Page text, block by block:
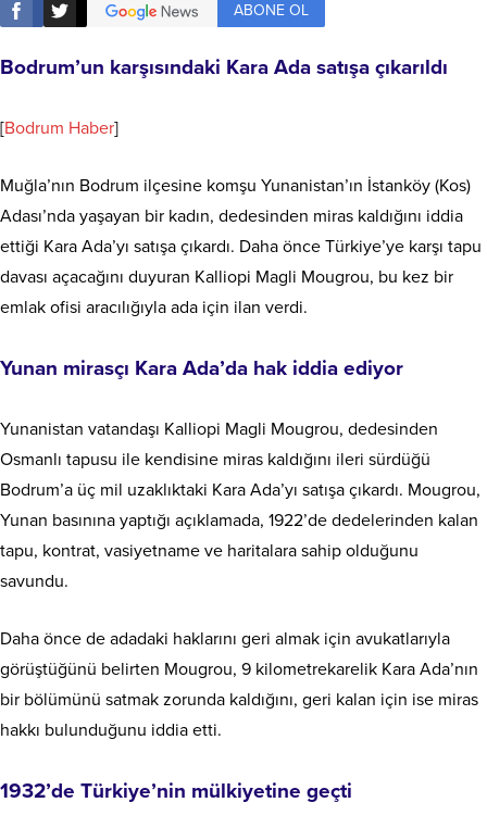
ABONE OL
Bodrum’un karşısındaki Kara Ada satışa çıkarıldı
[Bodrum Haber]
Muğla’nın Bodrum ilçesine komşu Yunanistan’ın İstanköy (Kos)
Adası’nda yaşayan bir kadın, dedesinden miras kaldığını iddia
ettiği Kara Ada’yı satışa çıkardı. Daha önce Türkiye’ye karşı tapu
davası açacağını duyuran Kalliopi Magli Mougrou, bu kez bir
emlak ofisi aracılığıyla ada için ilan verdi.
Yunan mirasçı Kara Ada’da hak iddia ediyor
Yunanistan vatandaşı Kalliopi Magli Mougrou, dedesinden
Osmanlı tapusu ile kendisine miras kaldığını ileri sürdüğü
Bodrum’a üç mil uzaklıktaki Kara Ada’yı satışa çıkardı. Mougrou,
Yunan basınına yaptığı açıklamada, 1922’de dedelerinden kalan
tapu, kontrat, vasiyetname ve haritalara sahip olduğunu
savundu.
Daha önce de adadaki haklarını geri almak için avukatlarıyla
görüştüğünü belirten Mougrou, 9 kilometrekarelik Kara Ada’nın
bir bölümünü satmak zorunda kaldığını, geri kalan için ise miras
hakkı bulunduğunu iddia etti.
1932’de Türkiye’nin mülkiyetine geçti